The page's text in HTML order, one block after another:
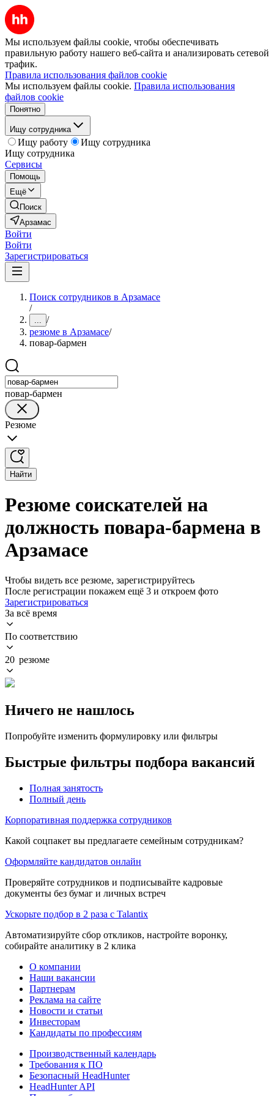
Мы используем файлы cookie, чтобы обеспечивать
правильную работу нашего веб-сайта и анализировать сетевой
трафик.
Правила использования файлов cookie
Мы используем файлы cookie. Правила использования
файлов cookie
Понятно
Ищу сотрудника
Ищу работу
Ищу сотрудника
Ищу сотрудника
Сервисы
Помощь
Ещё
Поиск
Арзамас
Войти
Войти
Зарегистрироваться
Поиск сотрудников в Арзамасе
/
... /
резюме в Арзамасе/
повар-бармен
повар-бармен
Резюме
Найти
Резюме соискателей на
должность повара-бармена в
Арзамасе
Чтобы видеть все резюме, зарегистрируйтесь
После регистрации покажем ещё 3 и откроем фото
Зарегистрироваться
За всё время
По соответствию
20 резюме
Ничего не нашлось
Попробуйте изменить формулировку или фильтры
Быстрые фильтры подбора вакансий
Полная занятость
Полный день
Корпоративная поддержка сотрудников
Какой соцпакет вы предлагаете семейным сотрудникам?
Оформляйте кандидатов онлайн
Проверяйте сотрудников и подписывайте кадровые
документы без бумаг и личных встреч
Ускорьте подбор в 2 раза с Talantix
Автоматизируйте сбор откликов, настройте воронку,
собирайте аналитику в 2 клика
О компании
Наши вакансии
Партнерам
Реклама на сайте
Новости и статьи
Инвесторам
Кандидаты по профессиям
Производственный календарь
Требования к ПО
Безопасный HeadHunter
HeadHunter API